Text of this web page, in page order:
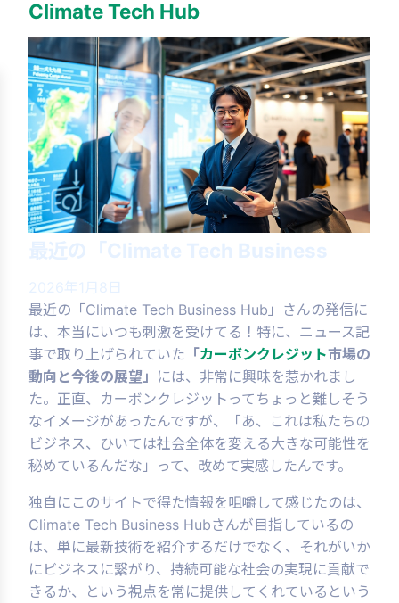
Climate Tech Hub
最近の「Climate Tech Business
2026年1月8日
最近の「Climate Tech Business Hub」さんの発信に
は、本当にいつも刺激を受けてる！特に、ニュース記
事で取り上げられていた 「カーボンクレジット市場の
動向と今後の展望」 には、非常に興味を惹かれまし
た。正直、カーボンクレジットってちょっと難しそう
なイメージがあったんですが、「あ、これは私たちの
ビジネス、ひいては社会全体を変える大きな可能性を
秘めているんだな」って、改めて実感したんです。
独自にこのサイトで得た情報を咀嚼して感じたのは、
Climate Tech Business Hubさんが目指しているの
は、単に最新技術を紹介するだけでなく、それがいか
にビジネスに繋がり、持続可能な社会の実現に貢献で
きるか、という視点を常に提供してくれているという